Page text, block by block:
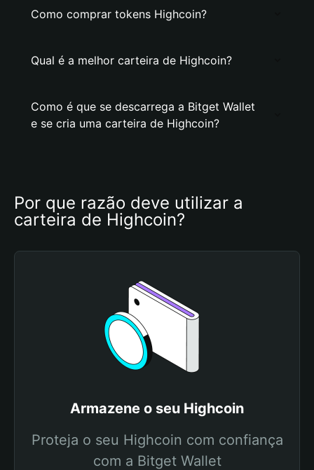
Como comprar tokens Highcoin?
Qual é a melhor carteira de Highcoin?
Como é que se descarrega a Bitget Wallet
e se cria uma carteira de Highcoin?
Por que razão deve utilizar a
carteira de Highcoin?
Armazene o seu Highcoin
Proteja o seu Highcoin com confiança
com a Bitget Wallet